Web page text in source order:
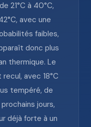
21°C à 40°C,
avec une
faibles,
donc plus
thermique. Le
avec 18°C
tempéré, de
prochains jours,
déjà forte à un